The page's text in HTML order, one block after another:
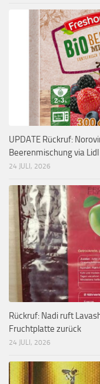
UPDATE Rückruf:
Beerenmischung via Lidl
24 JULI, 2026
Rückruf: Nadi ruft
Fruchtplatte zurück
24 JULI, 2026